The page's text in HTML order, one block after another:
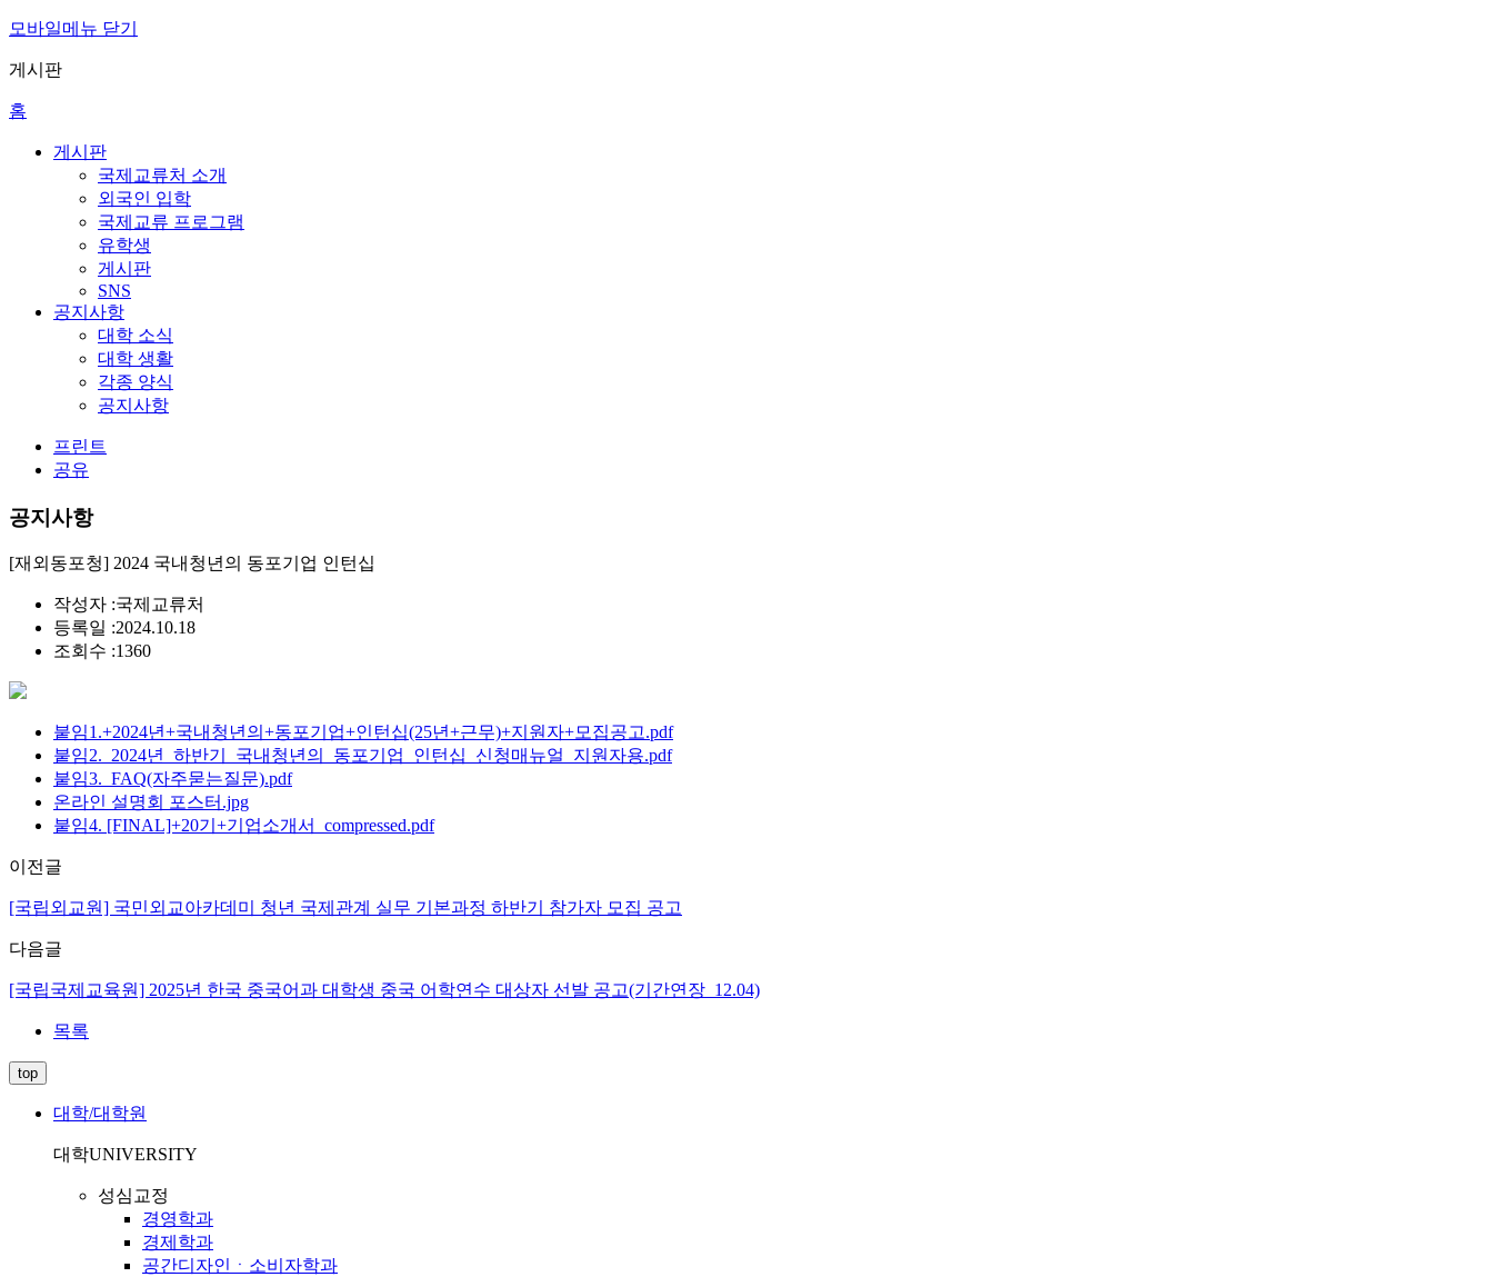
모바일메뉴 닫기
게시판
홈
게시판
국제교류처 소개
외국인 입학
국제교류 프로그램
유학생
게시판
SNS
공지사항
대학 소식
대학 생활
각종 양식
공지사항
프린트
공유
공지사항
[재외동포청] 2024 국내청년의 동포기업 인턴십
작성자 :국제교류처
등록일 :2024.10.18
조회수 :1360
붙임1.+2024년+국내청년의+동포기업+인턴십(25년+근무)+지원자+모집공고.pdf
붙임2._2024년_하반기_국내청년의_동포기업_인턴십_신청매뉴얼_지원자용.pdf
붙임3._FAQ(자주묻는질문).pdf
온라인 설명회 포스터.jpg
붙임4. [FINAL]+20기+기업소개서_compressed.pdf
이전글
[국립외교원] 국민외교아카데미 청년 국제관계 실무 기본과정 하반기 참가자 모집 공고
다음글
[국립국제교육원] 2025년 한국 중국어과 대학생 중국 어학연수 대상자 선발 공고(기간연장_12.04)
목록
top
대학/대학원
대학UNIVERSITY
성심교정
경영학과
경제학과
공간디자인ㆍ소비자학과